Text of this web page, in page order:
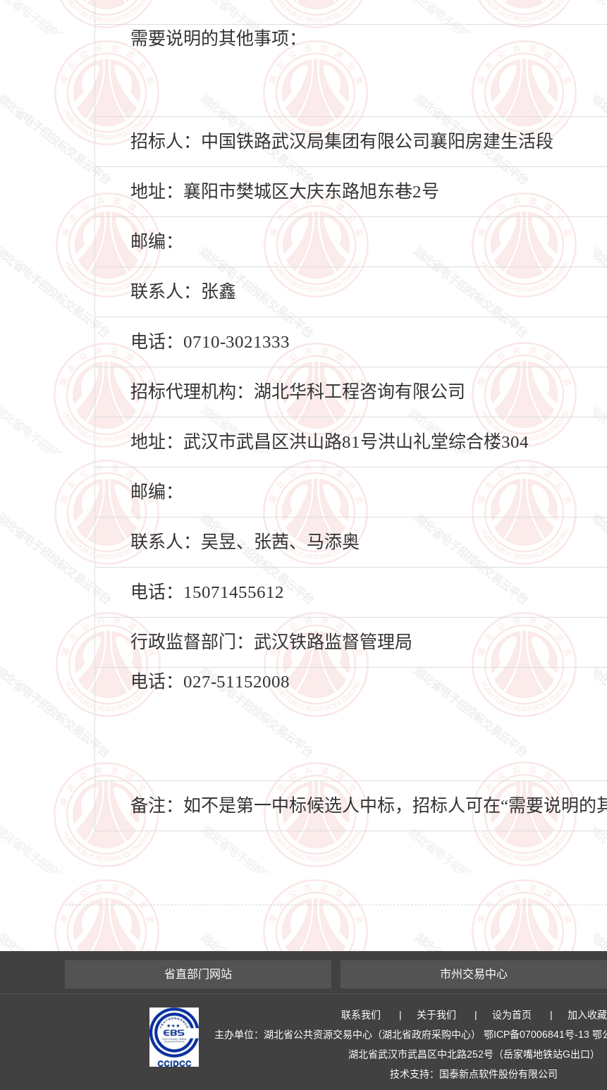
需要说明的其他事项：
招标人：中国铁路武汉局集团有限公司襄阳房建生活段
地址：襄阳市樊城区大庆东路旭东巷2号
邮编：
联系人：张鑫
电话：0710-3021333
招标代理机构：湖北华科工程咨询有限公司
地址：武汉市武昌区洪山路81号洪山礼堂综合楼304
邮编：
联系人：吴昱、张茜、马添奥
电话：15071455612
行政监督部门：武汉铁路监督管理局
电话：027-51152008
备注：如不是第一中标候选人中标，招标人可在“需要说明的
省直部门网站 市州交易中心
联系我们 | 关于我们 | 设为首页 |
加入收藏
主办单位：湖北省公共资源交易中心（湖北省政府采购中心） 鄂ICP备07006841号-13
湖北省武汉市武昌区中北路252号（岳家嘴地铁站G出口）
技术支持：国泰新点软件股份有限公司